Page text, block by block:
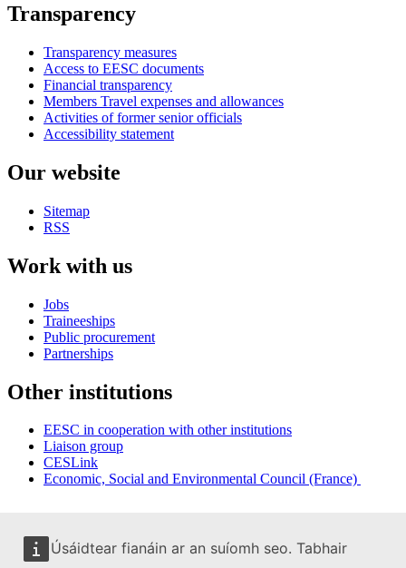
Úsáidtear fianáin ar an suíomh seo. Tabhair
Transparency
Transparency measures
Access to EESC documents
Financial transparency
Members Travel expenses and allowances
Activities of former senior officials
Accessibility statement
Our website
Sitemap
RSS
Work with us
Jobs
Traineeships
Public procurement
Partnerships
Other institutions
EESC in cooperation with other institutions
Liaison group
CESLink
Economic, Social and Environmental Council (France)